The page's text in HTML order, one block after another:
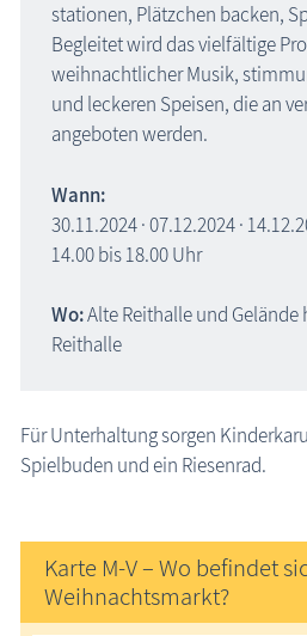
Wintergoldhähnchen
Geschichten, Märchen & Sagen
Kranich Grus grus
Sehenswertes
Traditionelles
Begriffe erklärt
Blog
stationen, Plätzchen backen,
Begleitet wird das vielfältige
weihnachtlicher Musik,
und leckeren Speisen, die an
angeboten werden.
Wann:
30.11.2024 · 07.12.2024 ·
14.00 bis 18.00 Uhr
Wo:Alte Reithalle und Gelände
Reithalle
Für Unterhaltung sorgen
Spielbuden und ein Riesenrad.
Karte M-V – Wo befindet
Weihnachtsmarkt?